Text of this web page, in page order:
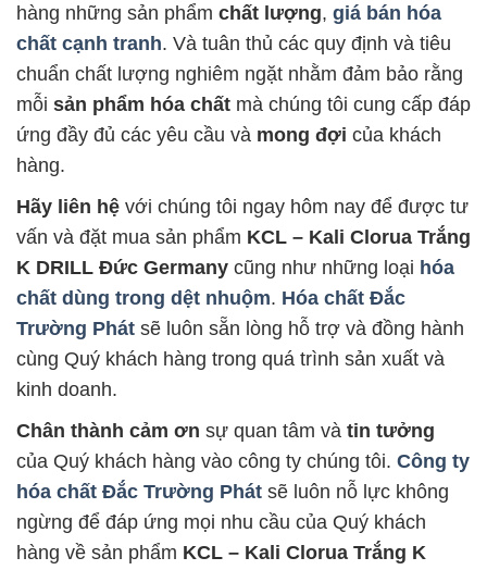
hàng những sản phẩm chất lượng, giá bán hóa
chất cạnh tranh. Và tuân thủ các quy định và tiêu
chuẩn chất lượng nghiêm ngặt nhằm đảm bảo rằng
mỗi sản phẩm hóa chất mà chúng tôi cung cấp đáp
ứng đầy đủ các yêu cầu và mong đợi của khách
hàng.
Hãy liên hệ với chúng tôi ngay hôm nay để được tư
vấn và đặt mua sản phẩm KCL – Kali Clorua Trắng
K DRILL Đức Germany cũng như những loại hóa
chất dùng trong dệt nhuộm. Hóa chất Đắc
Trường Phát sẽ luôn sẵn lòng hỗ trợ và đồng hành
cùng Quý khách hàng trong quá trình sản xuất và
kinh doanh.
Chân thành cảm ơn sự quan tâm và tin tưởng
của Quý khách hàng vào công ty chúng tôi. Công ty
hóa chất Đắc Trường Phát sẽ luôn nỗ lực không
ngừng để đáp ứng mọi nhu cầu của Quý khách
hàng về sản phẩm KCL – Kali Clorua Trắng K